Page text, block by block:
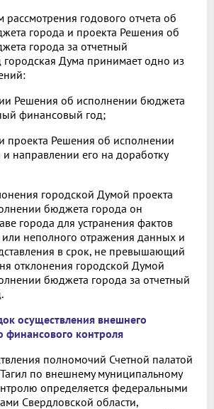
рассмотрения годового отчета об
города и проекта Решения об
города за отчетный
Дума принимает одно из
Решения об исполнении бюджета
финансовый год;
проекта Решения об исполнении
направлении его на доработку
городской Думой проекта
бюджета города он
города для устранения фактов
или неполного отражения данных и
в срок, не превышающий
отклонения городской Думой
бюджета города за отчетный
осуществления внешнего
финансового контроля
полномочий Счетной палатой
по внешнему муниципальному
определяется федеральными
Свердловской области,